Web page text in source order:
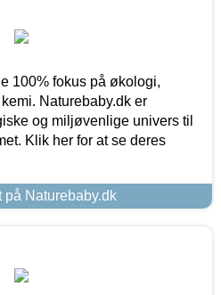
100% fokus på økologi,
Naturebaby.dk er
og miljøvenlige univers til
Klik her for at se deres
på Naturebaby.dk